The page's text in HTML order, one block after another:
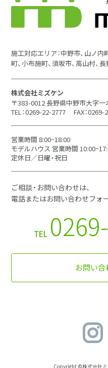
施工対応エリア：中野市、山ノ内
町、小布施町、須坂市、高山村、
株式会社ミズケン
〒383-0012 長野県中野市大字一
TEL：0269-22-2777
FAX：
営業時間 8:00~18:00
モデルハウス 営業時間
定休日／日曜・祝日
ご相談・お問い合わせは、
電話またはお問い合わせフォ
TEL
お問い
Copyright ©株式会社